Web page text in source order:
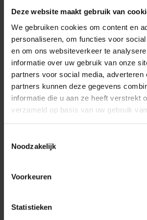
Deze website maakt gebruik van
We gebruiken cookies om content en
personaliseren, om functies voor
en om ons websiteverkeer te
informatie over uw gebruik van onze
partners voor social media, adverteren
partners kunnen deze gegevens
informatie die u aan ze heeft verstrekt
verzameld op basis van uw gebruik
Noodzakelijk
Voorkeuren
Statistieken
Openingshoek: 14°, Kleurtemperatuur: 3000K,
Login voor prijzen
Dé specialist podiumtechniek; van schets naar
Kleine Tocht 32
1507 CA
Volg ons op Twitter
Stuur
Binnen 24 uur persoonlijk contact!